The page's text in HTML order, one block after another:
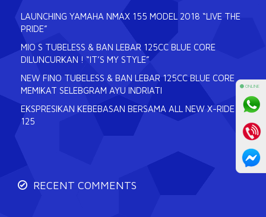
LAUNCHING YAMAHA NMAX 155 MODEL 2018 “LIVE THE
PRIDE”
MIO S TUBELESS & BAN LEBAR 125CC BLUE CORE
DILUNCURKAN ! “IT’S MY STYLE”
NEW FINO TUBELESS & BAN LEBAR 125CC BLUE CORE
MEMIKAT SELEBGRAM AYU INDRIATI
EKSPRESIKAN KEBEBASAN BERSAMA ALL NEW X-RIDE
125
RECENT COMMENTS
⚫ ONLINE